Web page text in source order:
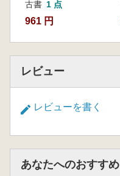
古書 1 点
961 円
レビュー
レビューを書く
あなたへのおすすめ